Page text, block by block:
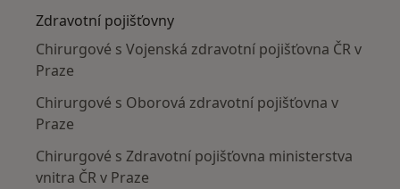
Zdravotní pojišťovny
Chirurgové s Vojenská zdravotní pojišťovna ČR v
Praze
Chirurgové s Oborová zdravotní pojišťovna v
Praze
Chirurgové s Zdravotní pojišťovna ministerstva
vnitra ČR v Praze